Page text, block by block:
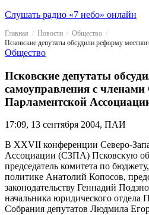
Слушать радио «7 небо» онлайн
Главная Новости
Общество
Общество
Псковские депутаты
самоуправления с
Парламентской
17:09, 13 сентября 2004, ПАИ
В XXVII конференции Северо-
Ассоциации (СЗПА) Псковскую
председатель комитета по
политике Анатолий Копосов,
законодательству Геннадий
начальника юридического отдела
Собрания депутатов Людмила